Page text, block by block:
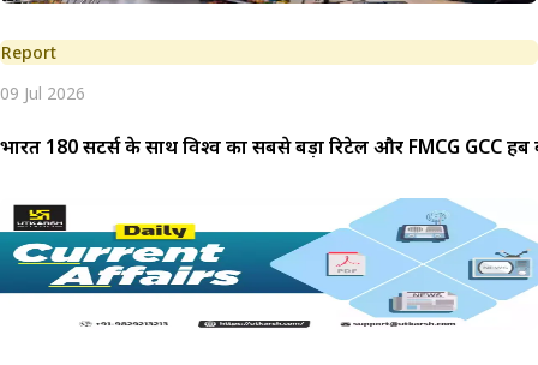
Report
09 Jul 2026
भारत 180 सेंटर्स के साथ विश्व का सबसे बड़ा रिटेल और FMCG GCC हब